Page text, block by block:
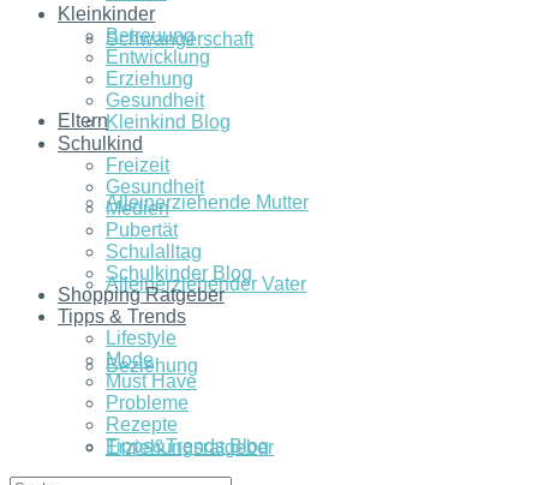
Schwangerschaft
Eltern
Alleinerziehende Mutter
Alleinerziehender Vater
Beziehung
Erziehungsratgeber
Kleinkinder
Betreuung
Entwicklung
Erziehung
Gesundheit
Kleinkind Blog
Schulkind
Freizeit
Gesundheit
Medien
Pubertät
Schulalltag
Schulkinder Blog
Shopping Ratgeber
Tipps & Trends
Lifestyle
Mode
Must Have
Probleme
Rezepte
Tipps&Trends Blog